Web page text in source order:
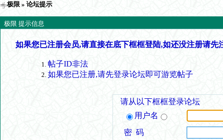
极限 » 论坛提示
极限 提示信息
如果您已注册会员,请直接在底下框框登陆,如还没注册请先
帖子ID非法
如果您已注册,请先登录论坛即可游览帖子
请从以下框框登录论坛
用户名
密 码